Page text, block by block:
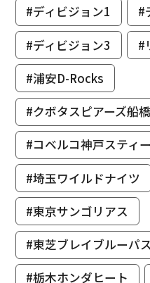
#ディビジョン1
#
#ディビジョン3
#
#浦安D-Rocks
#クボタスピアーズ船
#コベルコ神戸スティ
#埼玉ワイルドナイツ
#東京サンゴリアス
#東芝ブレイブルーパ
#栃木ホンダヒート